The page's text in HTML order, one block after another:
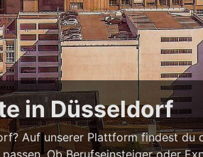
in Düsseldorf
Auf unserer Plattform findest